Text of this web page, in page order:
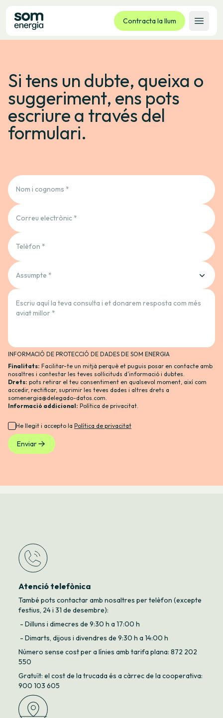
Contracta la llum
Obrir
Serveis
Empreses
La cooperativa
Contacte
Tràmits
Idioma:
Si tens un dubte, queixa o
suggeriment, ens pots
escriure a través del
formulari.
Nom i cognoms *
Correu electrònic *
Telèfon *
Assumpte *
Escriu aquí la teva consulta i et donarem resposta com més
aviat millor *
INFORMACIÓ DE PROTECCIÓ DE DADES DE SOM ENERGIA
Finalitats: Facilitar-te un mitjà perquè et puguis posar en contacte amb
nosaltres i contestar les teves sol·licituds d’informació i dubtes.
Drets: pots retirar el teu consentiment en qualsevol moment, així com
accedir, rectificar, suprimir les teves dades i altres drets a
somenergia@delegado-datos.com.
Informació addicional: Política de privacitat.
He llegit i accepto la Política de privacitat
Enviar
Atenció telefònica
També pots contactar amb nosaltres per telèfon (excepte
festius, 24 i 31 de desembre):
- Dilluns i dimecres de 9:30 h a 17:00 h
- Dimarts, dijous i divendres de 9:30 h a 14:00 h
Número sense cost per a línies amb tarifa plana: 872 202
550
Gratuït: el cost de la trucada és a càrrec de la cooperativa:
900 103 605